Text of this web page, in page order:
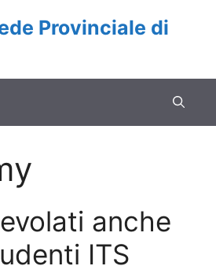
Provinciale di
anche
ITS